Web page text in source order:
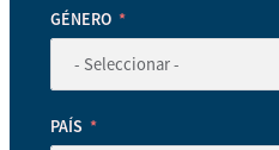
GÉNERO
PAÍS